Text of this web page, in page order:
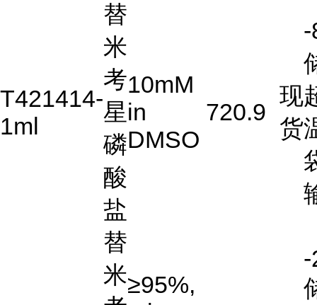
T421414-
1ml
替
米
考
星
磷
酸
盐
10mM
in
DMSO
720.9
现
货
替
米≥95%,
-